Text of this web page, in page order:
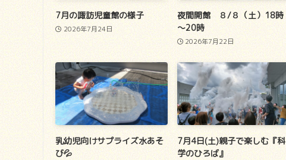
7月の諏訪児童館の様子
2026年7月24日
夜間開館 ８/８（土）18時
～20時
2026年7月22日
乳幼児向けサプライズ水あそ
び💦
7月4日(土)親子で楽しむ『科
学のひろば』